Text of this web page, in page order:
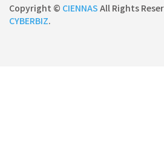
Copyright © CIENNAS All Rights
CYBERBIZ.